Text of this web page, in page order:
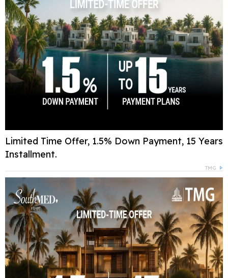
Limited Time Offer, 1.5% Down Payment, 15 Years
Installment.
TMG